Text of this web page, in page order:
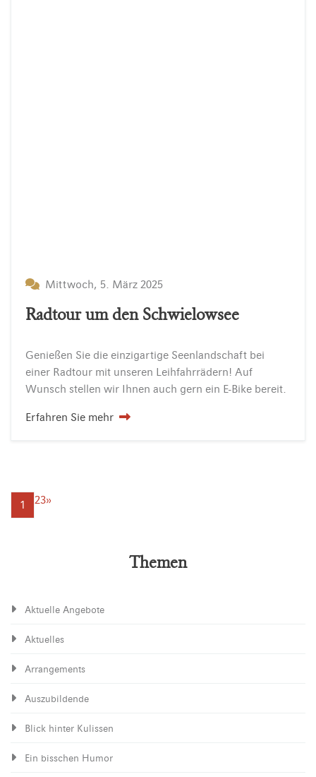
Mittwoch, 5. März 2025
Radtour um den Schwielowsee
Genießen Sie die einzigartige Seenlandschaft bei
einer Radtour mit unseren Leihfahrrädern! Auf
Wunsch stellen wir Ihnen auch gern ein E-Bike bereit.
Erfahren Sie mehr
1 23»
Themen
Aktuelle Angebote
Aktuelles
Arrangements
Auszubildende
Blick hinter Kulissen
Ein bisschen Humor